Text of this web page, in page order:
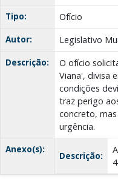
Tipo:
Ofício
Autor:
Legislativo
Descrição:
O ofício
Viana', divisa
condições
traz perigo
concreto,
urgência.
Anexo(s):
Descrição: